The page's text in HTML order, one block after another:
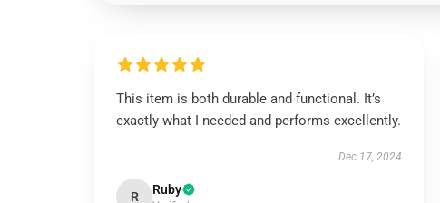
This item is both durable and functional. It’s
exactly what I needed and performs excellently.
Dec 17, 2024
R Ruby